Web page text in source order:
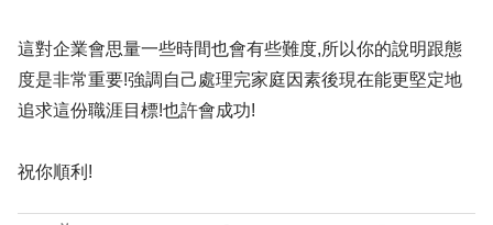
這對企業會思量一些時間也會有些難度,所以你的說明跟態
度是非常重要!強調自己處理完家庭因素後現在能更堅定地
追求這份職涯目標!也許會成功!
祝你順利!